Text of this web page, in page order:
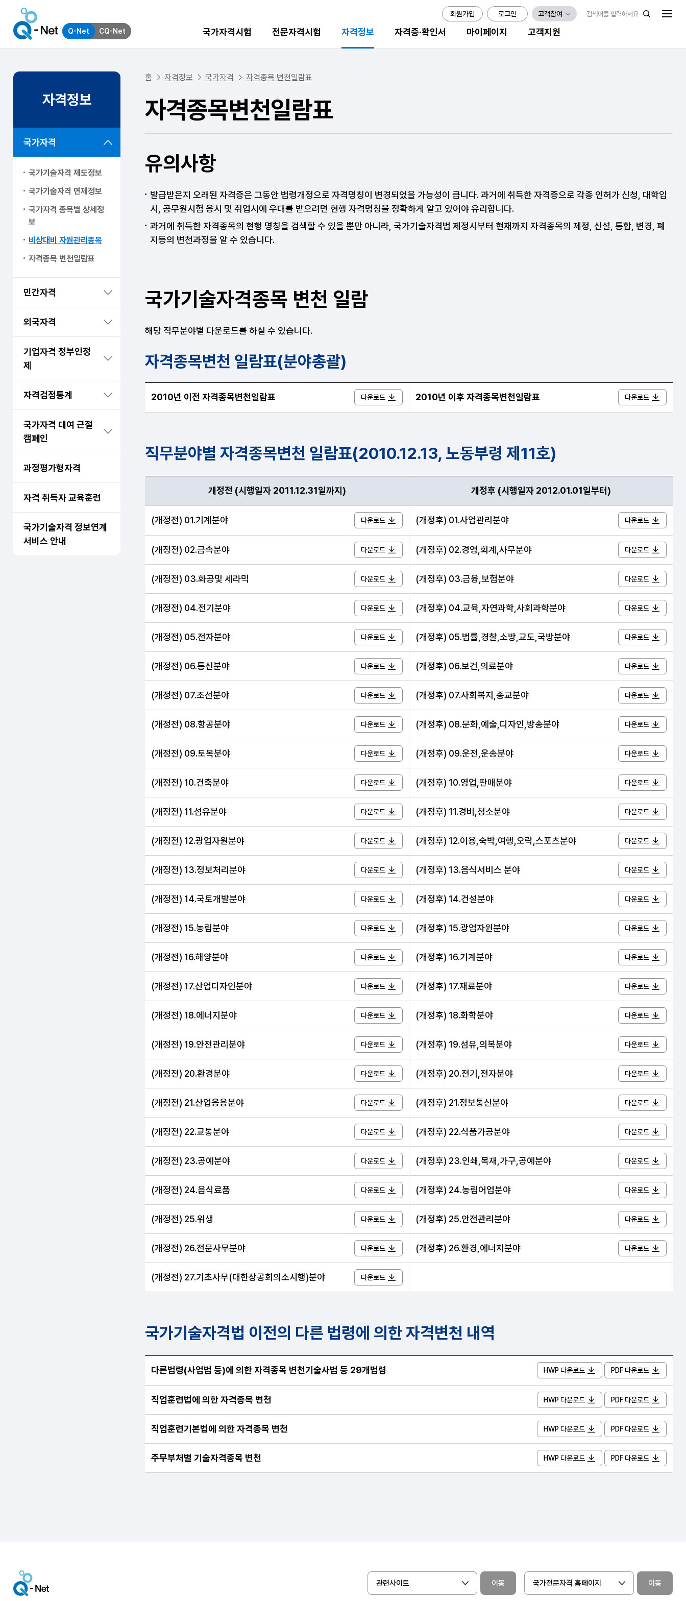
Q-Net CQ-Net 국가자격시험 전문자격시험 자격정보 자격증·확인서 마이페이지 고객지원
회원가입 로그인 고객참여
자격정보
국가자격
국가기술자격 제도정보
국가기술자격 면제정보
국가자격 종목별 상세정
보
비상대비 자원관리종목
자격종목 변천일람표
민간자격
외국자격
기업자격 정부인정
제
자격검정통계
국가자격 대여 근절
캠페인
과정평가형자격
자격 취득자 교육훈련
국가기술자격 정보연계
서비스 안내
홈 자격정보 국가자격 자격종목 변천일람표
자격종목변천일람표
유의사항
발급받은지 오래된 자격증은 그동안 법령개정으로 자격명칭이 변경되었을 가능성이 큽니다. 과거에 취득한 자격증으로 각종 인허가 신청, 대학입
시, 공무원시험 응시 및 취업시에 우대를 받으려면 현행 자격명칭을 정확하게 알고 있어야 유리합니다.
과거에 취득한 자격종목의 현행 명칭을 검색할 수 있을 뿐만 아니라, 국가기술자격법 제정시부터 현재까지 자격종목의 제정, 신설, 통합, 변경, 폐
지등의 변천과정을 알 수 있습니다.
국가기술자격종목 변천 일람
해당 직무분야별 다운로드를 하실 수 있습니다.
자격종목변천 일람표(분야총괄)
자격종목변천 일람표(분야총괄) 안내표
2010년 이전 자격종목변천일람표 다운로드 2010년 이후 자격종목변천일람표 다운로드
직무분야별 자격종목변천 일람표(2010.12.13, 노동부령 제11호)
개정전, 개정후 항목 순으로 직무분야별 자격종목변천 일람표(2010.12.13, 노동부령 제11호) 안내표
개정전 (시행일자 2011.12.31일까지) 개정후 (시행일자 2012.01.01일부터)
(개정전) 01.기계분야 다운로드 (개정후) 01.사업관리분야 다운로드
(개정전) 02.금속분야 다운로드 (개정후) 02.경영,회계,사무분야 다운로드
(개정전) 03.화공및 세라믹 다운로드 (개정후) 03.금융,보험분야 다운로드
(개정전) 04.전기분야 다운로드 (개정후) 04.교육,자연과학,사회과학분야 다운로드
(개정전) 05.전자분야 다운로드 (개정후) 05.법률,경찰,소방,교도,국방분야 다운로드
(개정전) 06.통신분야 다운로드 (개정후) 06.보건,의료분야 다운로드
(개정전) 07.조선분야 다운로드 (개정후) 07.사회복지,종교분야 다운로드
(개정전) 08.항공분야 다운로드 (개정후) 08.문화,예술,디자인,방송분야 다운로드
(개정전) 09.토목분야 다운로드 (개정후) 09.운전,운송분야 다운로드
(개정전) 10.건축분야 다운로드 (개정후) 10.영업,판매분야 다운로드
(개정전) 11.섬유분야 다운로드 (개정후) 11.경비,청소분야 다운로드
(개정전) 12.광업자원분야 다운로드 (개정후) 12.이용,숙박,여행,오락,스포츠분야 다운로드
(개정전) 13.정보처리분야 다운로드 (개정후) 13.음식서비스 분야 다운로드
(개정전) 14.국토개발분야 다운로드 (개정후) 14.건설분야 다운로드
(개정전) 15.농림분야 다운로드 (개정후) 15.광업자원분야 다운로드
(개정전) 16.해양분야 다운로드 (개정후) 16.기계분야 다운로드
(개정전) 17.산업디자인분야 다운로드 (개정후) 17.재료분야 다운로드
(개정전) 18.에너지분야 다운로드 (개정후) 18.화학분야 다운로드
(개정전) 19.안전관리분야 다운로드 (개정후) 19.섬유,의복분야 다운로드
(개정전) 20.환경분야 다운로드 (개정후) 20.전기,전자분야 다운로드
(개정전) 21.산업응용분야 다운로드 (개정후) 21.정보통신분야 다운로드
(개정전) 22.교통분야 다운로드 (개정후) 22.식품가공분야 다운로드
(개정전) 23.공예분야 다운로드 (개정후) 23.인쇄,목재,가구,공예분야 다운로드
(개정전) 24.음식료품 다운로드 (개정후) 24.농림어업분야 다운로드
(개정전) 25.위생 다운로드 (개정후) 25.안전관리분야 다운로드
(개정전) 26.전문사무분야 다운로드 (개정후) 26.환경,에너지분야 다운로드
(개정전) 27.기초사무(대한상공회의소시행)분야 다운로드
국가기술자격법 이전의 다른 법령에 의한 자격변천 내역
국가기술자격법 이전의 다른 법령에 의한 자격변천 내역 안내표
다른법령(사업법 등)에 의한 자격종목 변천기술사법 등 29개법령 HWP 다운로드 PDF 다운로드
직업훈련법에 의한 자격종목 변천 HWP 다운로드 PDF 다운로드
직업훈련기본법에 의한 자격종목 변천 HWP 다운로드 PDF 다운로드
주무부처별 기술자격종목 변천 HWP 다운로드 PDF 다운로드
관련사이트 이동 국가전문자격 홈페이지 이동